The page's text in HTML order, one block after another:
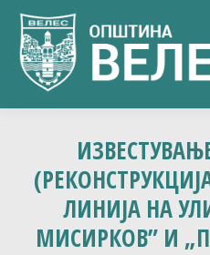
ЛИНИЈА НА
МИСИРКОВ” И